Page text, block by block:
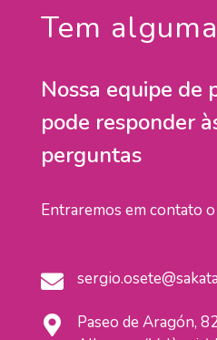
Tem
Nossa equipe de
pode responder
perguntas
Entraremos em contato
Paseo de Aragón,